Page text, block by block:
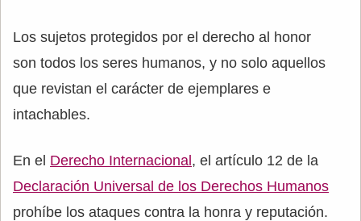
Los sujetos protegidos por el derecho al honor
son todos los seres humanos, y no solo aquellos
que revistan el carácter de ejemplares e
intachables.
En el Derecho Internacional, el artículo 12 de la
Declaración Universal de los Derechos Humanos
prohíbe los ataques contra la honra y reputación.